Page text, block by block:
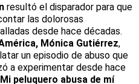
resultó el disparador para que
las dolorosas
desde hace décadas.
Mónica Gutiérrez,
un episodio de abuso que
a experimentar desde hace
peluquero abusa de mí